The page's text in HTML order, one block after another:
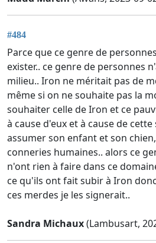
#484
Parce que ce genre de
exister.. ce genre de personnes
milieu.. Iron ne méritait pas de
même si on ne souhaite pas la
souhaiter celle de Iron et ce
à cause d'eux et à cause de
assumer son enfant et son
conneries humaines.. alors ce
n'ont rien à faire dans ce
ce qu'ils ont fait subir à Iron
ces merdes je les signerait..
Sandra Michaux(Lambusart,